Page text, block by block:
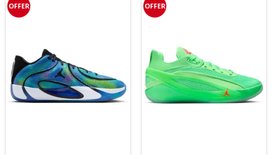
OFFER OFFER